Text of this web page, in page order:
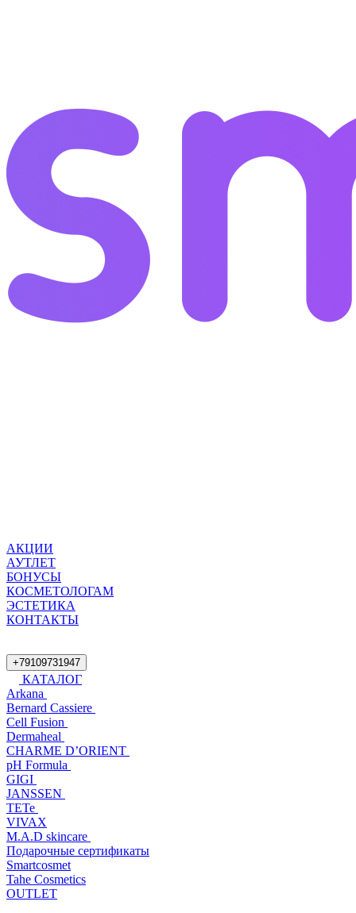
АКЦИИ
АУТЛЕТ
БОНУСЫ
КОСМЕТОЛОГАМ
ЭСТЕТИКА
КОНТАКТЫ
+79109731947
КАТАЛОГ
Arkana
Bernard Cassiere
Cell Fusion
Dermaheal
CHARME D’ORIENT
pH Formula
GIGI
JANSSEN
TETe
VIVAX
M.A.D skincare
Подарочные сертификаты
Smartcosmet
Tahe Cosmetics
OUTLET